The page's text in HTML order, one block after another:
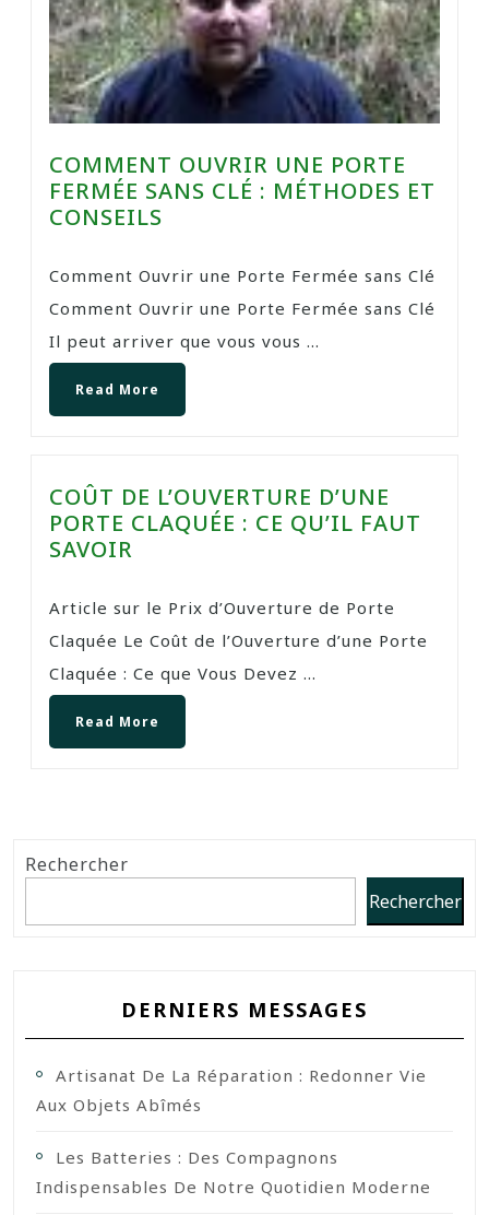
COMMENT OUVRIR UNE PORTE
FERMÉE SANS CLÉ : MÉTHODES ET
CONSEILS
Comment Ouvrir une Porte Fermée sans Clé
Comment Ouvrir une Porte Fermée sans Clé
Il peut arriver que vous vous ...
Read More
COÛT DE L’OUVERTURE D’UNE
PORTE CLAQUÉE : CE QU’IL FAUT
SAVOIR
Article sur le Prix d’Ouverture de Porte
Claquée Le Coût de l’Ouverture d’une Porte
Claquée : Ce que Vous Devez ...
Read More
Rechercher
Rechercher
DERNIERS MESSAGES
Artisanat De La Réparation : Redonner Vie
Aux Objets Abîmés
Les Batteries : Des Compagnons
Indispensables De Notre Quotidien Moderne